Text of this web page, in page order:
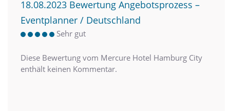
18.08.2023 Bewertung Angebotsprozess –
Eventplanner / Deutschland
Sehr gut
Diese Bewertung vom Mercure Hotel Hamburg City
enthält keinen Kommentar.